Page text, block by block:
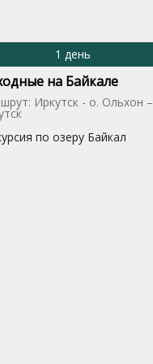
1 день
на Байкале
Иркутск - о. Ольхон –
по озеру Байкал